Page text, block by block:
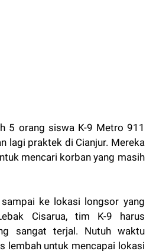
5 orang siswa K-9 Metro 911
lagi praktek di Cianjur. Mereka
mencari korban yang masih
ke lokasi longsor yang
Cisarua, tim K-9 harus
sangat terjal. Nutuh waktu
lembah untuk mencapai lokasi